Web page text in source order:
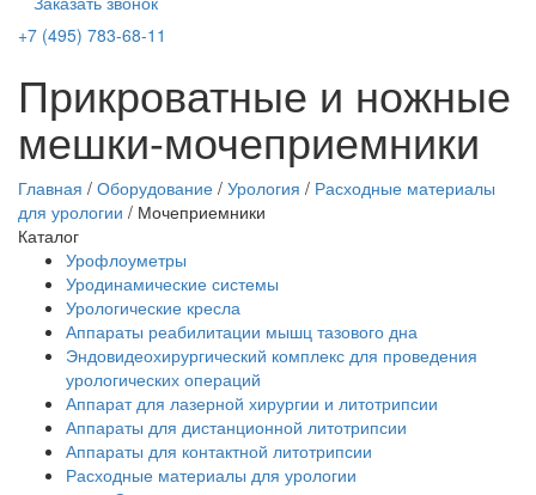
+7 (495) 783-68-11
Прикроватные и ножные
мешки-мочеприемники
Главная / Оборудование / Урология / Расходные материалы
для урологии / Мочеприемники
Каталог
Урофлоуметры
Уродинамические системы
Урологические кресла
Аппараты реабилитации мышц тазового дна
Эндовидеохирургический комплекс для проведения
урологических операций
Аппарат для лазерной хирургии и литотрипсии
Аппараты для дистанционной литотрипсии
Аппараты для контактной литотрипсии
Расходные материалы для урологии